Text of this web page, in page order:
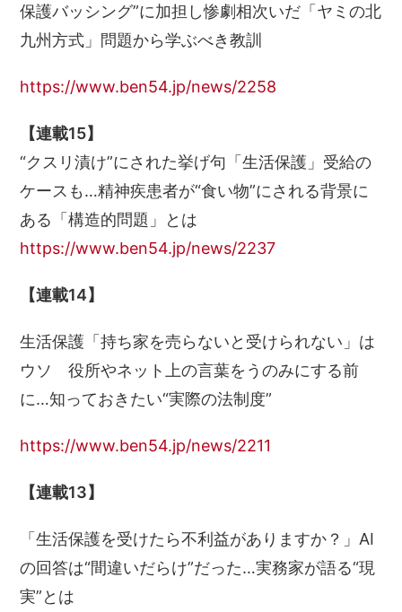
保護バッシング”に加担し惨劇相次いだ「ヤミの北
九州方式」問題から学ぶべき教訓
https://www.ben54.jp/news/2258
【連載15】
“クスリ漬け”にされた挙げ句「生活保護」受給の
ケースも…精神疾患者が“食い物”にされる背景に
ある「構造的問題」とは
https://www.ben54.jp/news/2237
【連載14】
生活保護「持ち家を売らないと受けられない」は
ウソ 役所やネット上の言葉をうのみにする前
に…知っておきたい“実際の法制度”
https://www.ben54.jp/news/2211
【連載13】
「生活保護を受けたら不利益がありますか？」AI
の回答は“間違いだらけ”だった…実務家が語る“現
実”とは